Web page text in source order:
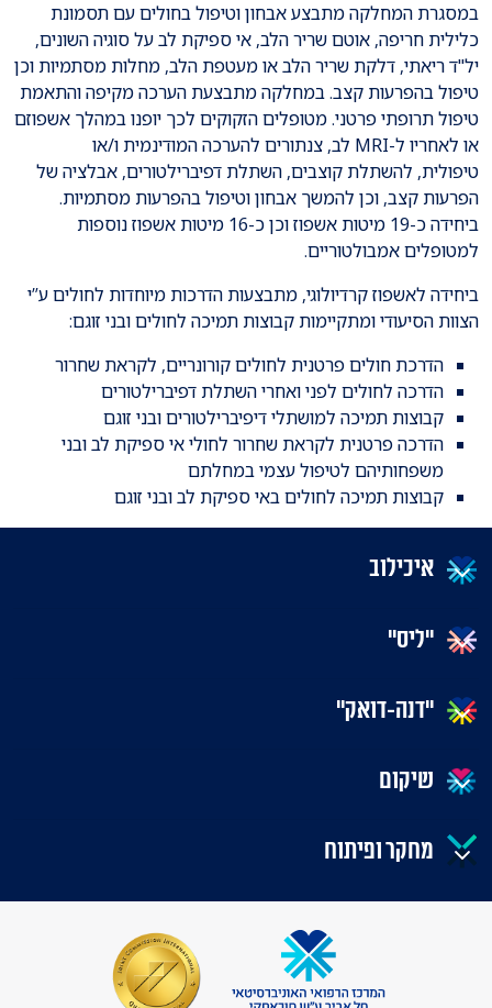
במסגרת המחלקה מתבצע אבחון וטיפול בחולים עם תסמונת
כלילית חריפה, אוטם שריר הלב, אי ספיקת לב על סוגיה השונים,
יל"ד ריאתי, דלקת שריר הלב או מעטפת הלב, מחלות מסתמיות וכן
טיפול בהפרעות קצב. במחלקה מתבצעת הערכה מקיפה והתאמת
טיפול תרופתי פרטני. מטופלים הזקוקים לכך יופנו במהלך אשפוזם
או לאחריו ל-MRI לב, צנתורים להערכה המודינמית ו/או
טיפולית, להשתלת קוצבים, השתלת דפיברילטורים, אבלציה של
הפרעות קצב, וכן להמשך אבחון וטיפול בהפרעות מסתמיות.
ביחידה כ-19 מיטות אשפוז וכן כ-16 מיטות אשפוז נוספות
למטופלים אמבולטוריים.
​ביחידה לאשפוז קרדיולוגי, מתבצעות הדרכות מיוחדות לחולים ע”י
הצוות הסיעודי ומתקיימות קבוצות תמיכה לחולים ובני זוגם:
הדרכת חולים פרטנית לחולים קורונריים, לקראת שחרור
הדרכה לחולים לפני ואחרי השתלת דפיברילטורים
קבוצות תמיכה למושתלי דיפיברילטורים ובני זוגם
הדרכה פרטנית לקראת שחרור לחולי אי ספיקת לב ובני
משפחותיהם לטיפול עצמי במחלתם
קבוצות תמיכה לחולים באי ספיקת לב ובני זוגם
איכילוב
"ליס"
"דנה-דואק"
שיקום
מחקר ופיתוח